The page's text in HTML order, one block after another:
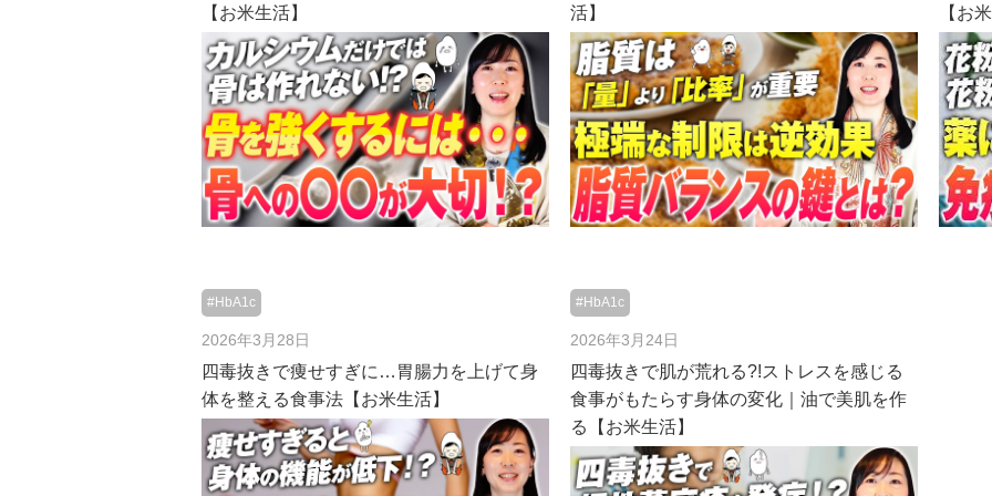
【お米生活】 活】 【お
#HbA1c
2026年3月28日
四毒抜きで痩せすぎに…胃腸力を上げて身
体を整える食事法【お米生活】
#HbA1c
2026年3月24日
四毒抜きで肌が荒れる?!ストレスを感じる
食事がもたらす身体の変化｜油で美肌を作
る【お米生活】